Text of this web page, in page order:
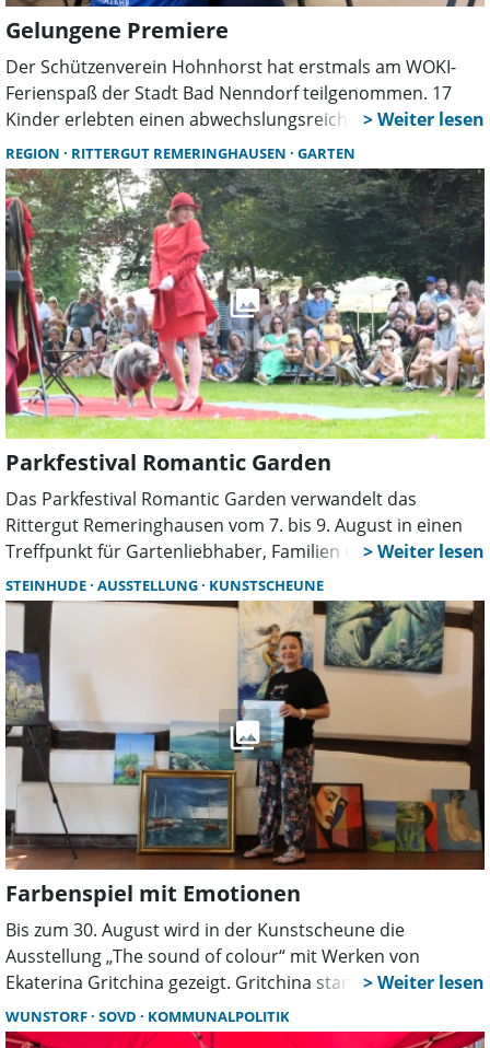
Gelungene Premiere
Der Schützenverein Hohnhorst hat erstmals am WOKI-
Ferienspaß der Stadt Bad Nenndorf teilgenommen. 17
Kinder erlebten einen abwechslungsreichen Tag mit
Lichtpunktschießen, Blasrohrsport, Spielen und
Experimenten. Zwölf Ehrenamtliche sorgten für eine
intensive Betreuung.
REGION RITTERGUT REMERINGHAUSEN GARTEN
Parkfestival Romantic Garden
Das Parkfestival Romantic Garden verwandelt das
Rittergut Remeringhausen vom 7. bis 9. August in einen
Treffpunkt für Gartenliebhaber, Familien und Genießer.
Mehr als 130 Aussteller, Live-Musik, Parkführungen,
Kunsthandwerk und zahlreiche Mitmachaktionen sorgen
für ein abwechslungsreiches Sommerwochenende.
STEINHUDE AUSSTELLUNG KUNSTSCHEUNE
Farbenspiel mit Emotionen
Bis zum 30. August wird in der Kunstscheune die
Ausstellung „The sound of colour“ mit Werken von
Ekaterina Gritchina gezeigt. Gritchina stammt aus
Russland. 2023 kam sie nach Deutschland und widmet
sich seitdem hauptberuflich der Malerei. In der
WUNSTORF SOVD KOMMUNALPOLITIK